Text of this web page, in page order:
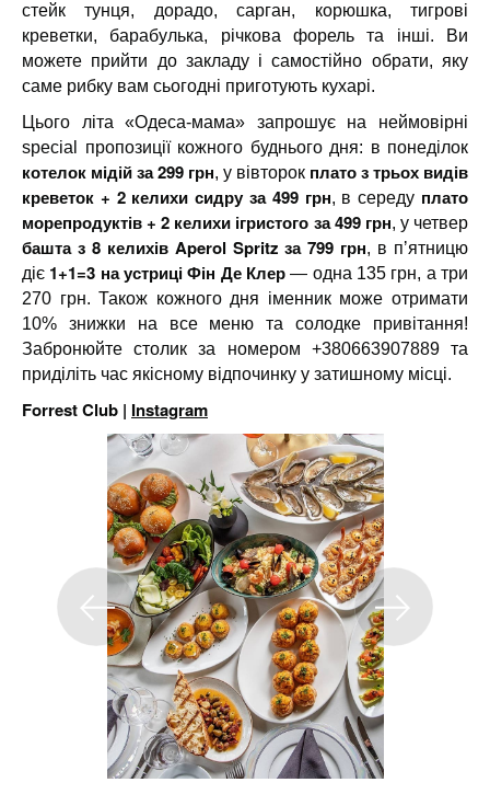
стейк тунця, дорадо, сарган, корюшка, тигрові
креветки, барабулька, річкова форель та інші. Ви
можете прийти до закладу і самостійно обрати, яку
саме рибку вам сьогодні приготують кухарі.
Цього літа «Одеса-мама» запрошує на неймовірні
special пропозиції кожного буднього дня: в понеділок
котелок мідій за 299 грн, у вівторок плато з трьох видів
креветок + 2 келихи сидру за 499 грн, в середу плато
морепродуктів + 2 келихи ігристого за 499 грн, у четвер
башта з 8 келихів Aperol Spritz за 799 грн, в пʼятницю
діє 1+1=3 на устриці Фін Де Клер — одна 135 грн, а три
270 грн. Також кожного дня іменник може отримати
10% знижки на все меню та солодке привітання!
Забронюйте столик за номером +380663907889 та
приділіть час якісному відпочинку у затишному місці.
Forrest Club | Instagram